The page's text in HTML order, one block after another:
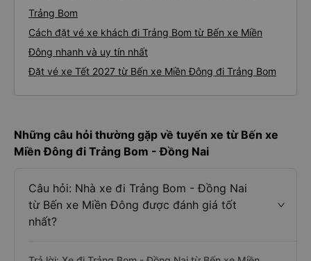
Trảng Bom
Cách đặt vé xe khách đi Trảng Bom từ Bến xe Miền
Đông nhanh và uy tín nhất
Đặt vé xe Tết 2027 từ Bến xe Miền Đông đi Trảng Bom
Những câu hỏi thường gặp về tuyến xe từ Bến xe
Miền Đông đi Trảng Bom - Đồng Nai
Câu hỏi: Nhà xe đi Trảng Bom - Đồng Nai
từ Bến xe Miền Đông được đánh giá tốt
nhất?